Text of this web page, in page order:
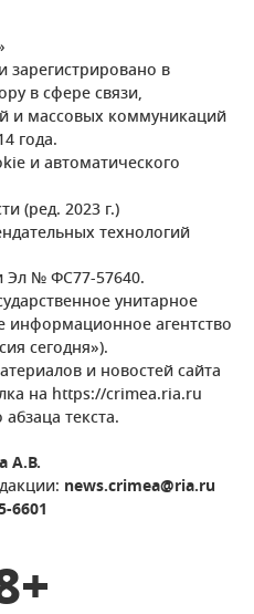
зарегистрировано в
в сфере связи,
и массовых коммуникаций
года.
и автоматического
(ред. 2023 г.)
технологий
Эл № ФС77-57640.
унитарное
агентство
сегодня»).
и новостей сайта
на https://crimea.ria.ru
текста.
А.В.
news.crimea@ria.ru
6601